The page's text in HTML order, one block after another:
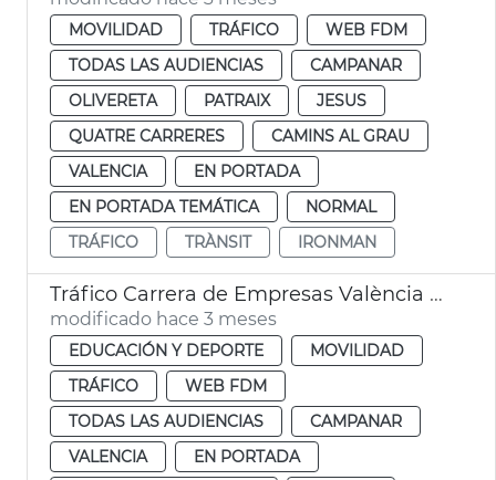
MOVILIDAD TRÁFICO
WEB FDM
TODAS LAS AUDIENCIAS
CAMPANAR
OLIVERETA
PATRAIX
JESUS
QUATRE CARRERES
CAMINS AL GRAU
VALENCIA
EN PORTADA
EN PORTADA TEMÁTICA
NORMAL
TRÁFICO
TRÀNSIT IRONMAN
Tráfico Carrera de Empresas València 2026
modificado hace 3 meses
EDUCACIÓN Y DEPORTE
MOVILIDAD
TRÁFICO
WEB FDM
TODAS LAS AUDIENCIAS
CAMPANAR
VALENCIA
EN PORTADA